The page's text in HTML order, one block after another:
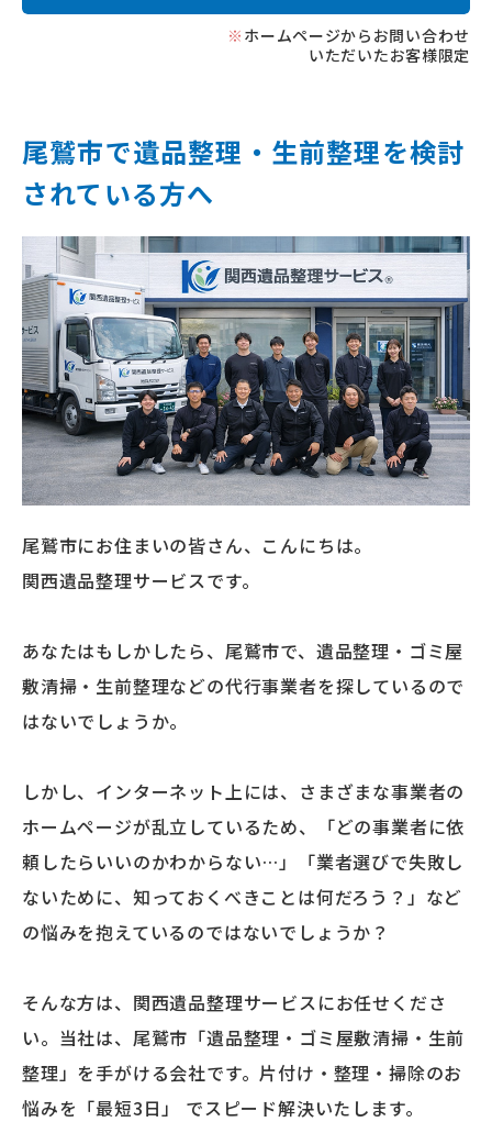
※ ホームページからお問い合わせ
いただいたお客様限定
尾鷲市で遺品整理‧⽣前整理を検討
されている⽅へ
尾鷲市にお住まいの皆さん、こんにちは。
関西遺品整理サービスです。
あなたはもしかしたら、尾鷲市で、遺品整理・ゴミ屋
敷清掃・生前整理などの代行事業者を探しているので
はないでしょうか。
しかし、インターネット上には、さまざまな事業者の
ホームページが乱立しているため、「どの事業者に依
頼したらいいのかわからない…」「業者選びで失敗し
ないために、知っておくべきことは何だろう？」など
の悩みを抱えているのではないでしょうか？
そんな方は、関西遺品整理サービスにお任せくださ
い。当社は、尾鷲市「遺品整理・ゴミ屋敷清掃・生前
整理」を手がける会社です。片付け・整理・掃除のお
悩みを「最短3日」 でスピード解決いたします。